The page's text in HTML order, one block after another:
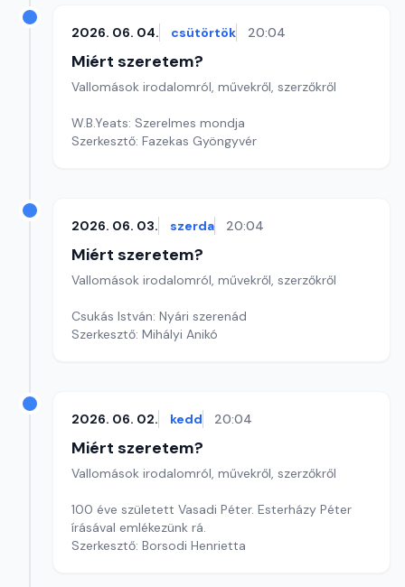
2026. 06. 04. csütörtök 20:04
Miért szeretem?
Vallomások irodalomról, művekről, szerzőkről
W.B.Yeats: Szerelmes mondja
Szerkesztő: Fazekas Gyöngyvér
2026. 06. 03. szerda 20:04
Miért szeretem?
Vallomások irodalomról, művekről, szerzőkről
Csukás István: Nyári szerenád
Szerkesztő: Mihályi Anikó
2026. 06. 02. kedd 20:04
Miért szeretem?
Vallomások irodalomról, művekről, szerzőkről
100 éve született Vasadi Péter. Esterházy Péter
írásával emlékezünk rá.
Szerkesztő: Borsodi Henrietta